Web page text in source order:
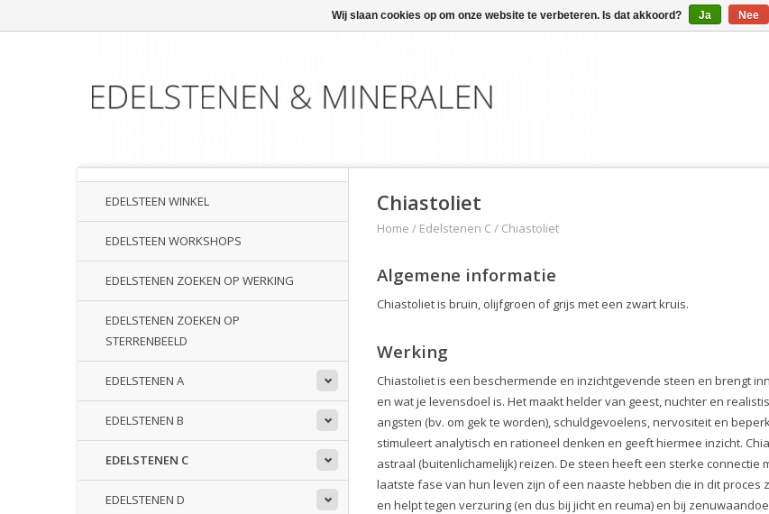
EDELSTEEN WINKEL
EDELSTEEN WORKSHOPS
EDELSTENEN ZOEKEN OP WERKING
EDELSTENEN ZOEKEN OP
STERRENBEELD
EDELSTENEN A
EDELSTENEN B
EDELSTENEN C
EDELSTENEN D
Chiastoliet
Home / Edelstenen C/ Chiastoliet
Algemene informatie
Chiastoliet is bruin, olijfgroen of grijs met een zwart kruis.
Werking
Chiastoliet is een beschermende en inzichtgevende steen en brengt
en wat je levensdoel is. Het maakt helder van geest, nuchter en
angsten (bv. om gek te worden), schuldgevoelens, nervositeit en
stimuleert analytisch en rationeel denken en geeft hiermee inzicht.
astraal (buitenlichamelijk) reizen. De steen heeft een sterke
laatste fase van hun leven zijn of een naaste hebben die in dit
en helpt tegen verzuring (en dus bij jicht en reuma) en bij
Wij slaan cookies op om onze website te verbeteren. Is dat akkoord? Ja Nee